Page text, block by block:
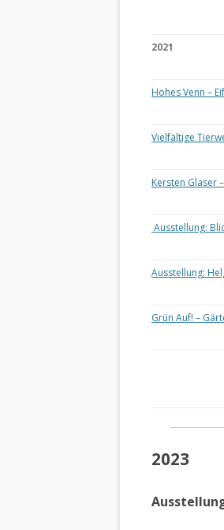
2021
Hohes Venn –
Vielfältige
Kersten Glaser
Ausstellung:
Ausstellung:
Grün Auf! –
2023